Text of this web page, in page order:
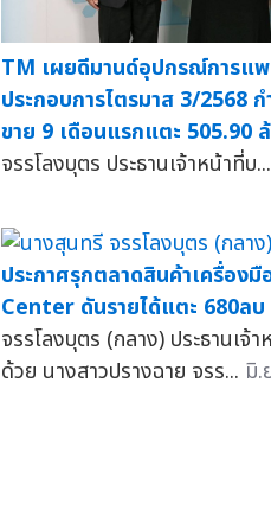
TM เผยดีมานด์อุปกรณ์การแ
ประกอบการไตรมาส 3/2568
ขาย 9 เดือนแรกแตะ 505.90
จรรโลงบุตร ประธานเจ้าหน้าที่บ...
ประกาศรุกตลาดสินค้าเครื่อง
Center ดันรายได้แตะ 680ลบ
จรรโลงบุตร (กลาง) ประธานเจ้
ด้วย นางสาวปรางฉาย จรร... มิ.